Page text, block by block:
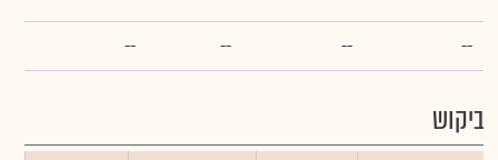
--
--
--
--
ביקוש